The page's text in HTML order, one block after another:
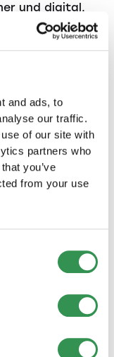
and ads, to
our traffic.
of our site with
partners who
you’ve
from your use
und digital.
in unseren